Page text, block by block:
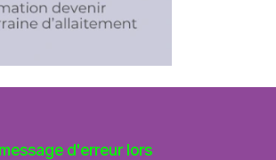
d'erreur lors